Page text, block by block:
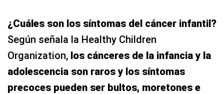
¿Cuáles son los síntomas del cáncer infantil?
Según señala la Healthy Children
Organization, los cánceres de la infancia y la
adolescencia son raros y los síntomas
precoces pueden ser bultos, moretones e